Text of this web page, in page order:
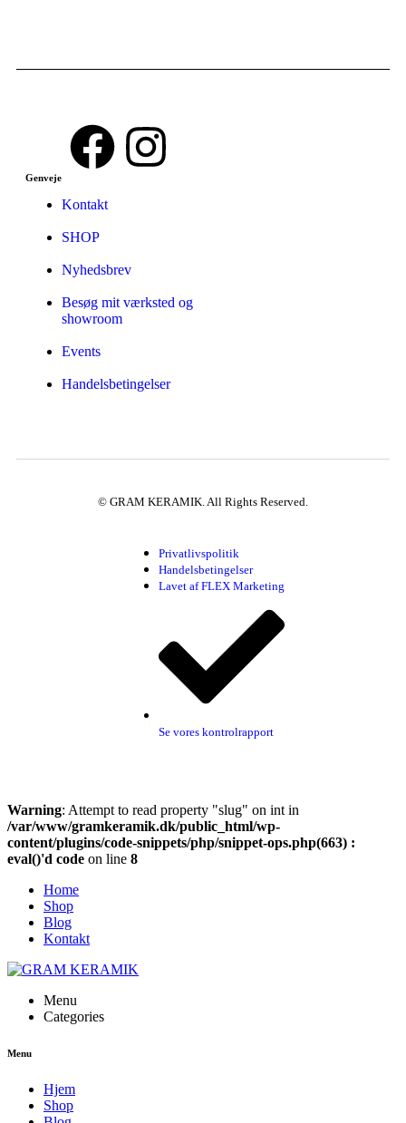
Genveje
Kontakt
SHOP
Nyhedsbrev
Besøg mit værksted og
showroom
Events
Handelsbetingelser
Privatlivspolitik
Handelsbetingelser
Lavet af FLEX Marketing
Se vores kontrolrapport
© GRAM KERAMIK. All Rights Reserved.
Warning: Attempt to read property "slug" on int in
/var/www/gramkeramik.dk/public_html/wp-
content/plugins/code-snippets/php/snippet-ops.php(663) :
eval()'d code on line 8
Home
Shop
Blog
Kontakt
Menu
Categories
Menu
Hjem
Shop